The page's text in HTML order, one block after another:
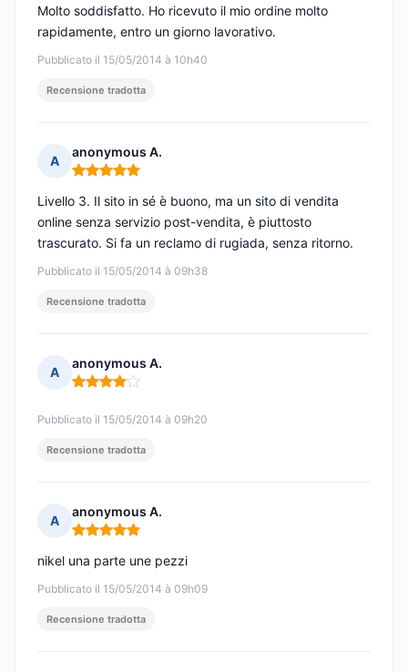
Pubblicato il 15/05/2014 à 10h40
Molto soddisfatto. Ho ricevuto il mio ordine molto
rapidamente, entro un giorno lavorativo.
Recensione tradotta
A
anonymous A.
Nota: 5 su 5
Pubblicato il 15/05/2014 à 09h38
Livello 3. Il sito in sé è buono, ma un sito di vendita
online senza servizio post-vendita, è piuttosto
trascurato. Si fa un reclamo di rugiada, senza ritorno.
Recensione tradotta
A
anonymous A.
Nota: 4 su 5
Pubblicato il 15/05/2014 à 09h20
Recensione tradotta
A
anonymous A.
Nota: 5 su 5
Pubblicato il 15/05/2014 à 09h09
nikel una parte une pezzi
Recensione tradotta